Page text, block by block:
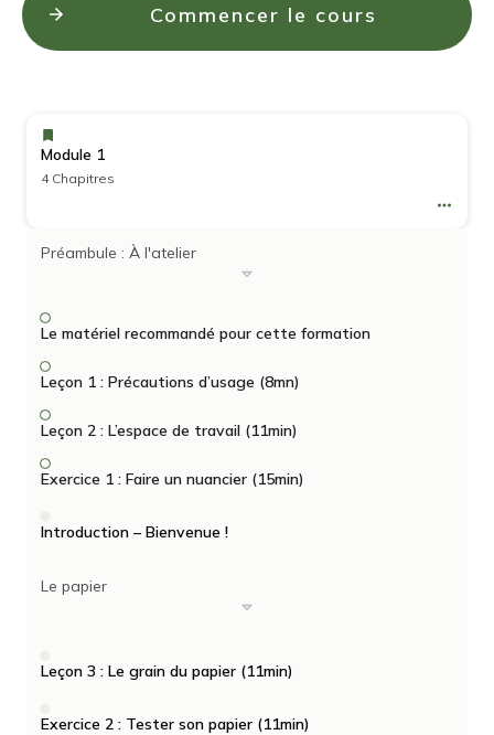
Commencer le cours
Module 1
4 Chapitres
Préambule : À l'atelier
Le matériel recommandé pour cette formation
Leçon 1 : Précautions d’usage (8mn)
Leçon 2 : L’espace de travail (11min)
Exercice 1 : Faire un nuancier (15min)
Introduction – Bienvenue !
Le papier
Leçon 3 : Le grain du papier (11min)
Exercice 2 : Tester son papier (11min)